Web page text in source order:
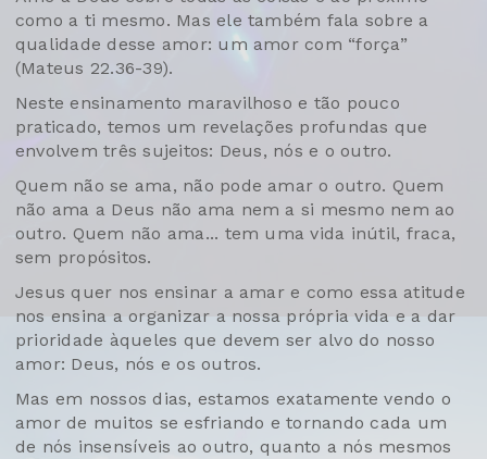
como a ti mesmo. Mas ele também fala sobre a
qualidade desse amor: um amor com “força”
(Mateus 22.36-39).
Neste ensinamento maravilhoso e tão pouco
praticado, temos um revelações profundas que
envolvem três sujeitos: Deus, nós e o outro.
Quem não se ama, não pode amar o outro. Quem
não ama a Deus não ama nem a si mesmo nem ao
outro. Quem não ama... tem uma vida inútil, fraca,
sem propósitos.
Jesus quer nos ensinar a amar e como essa atitude
nos ensina a organizar a nossa própria vida e a dar
prioridade àqueles que devem ser alvo do nosso
amor: Deus, nós e os outros.
Mas em nossos dias, estamos exatamente vendo o
amor de muitos se esfriando e tornando cada um
de nós insensíveis ao outro, quanto a nós mesmos